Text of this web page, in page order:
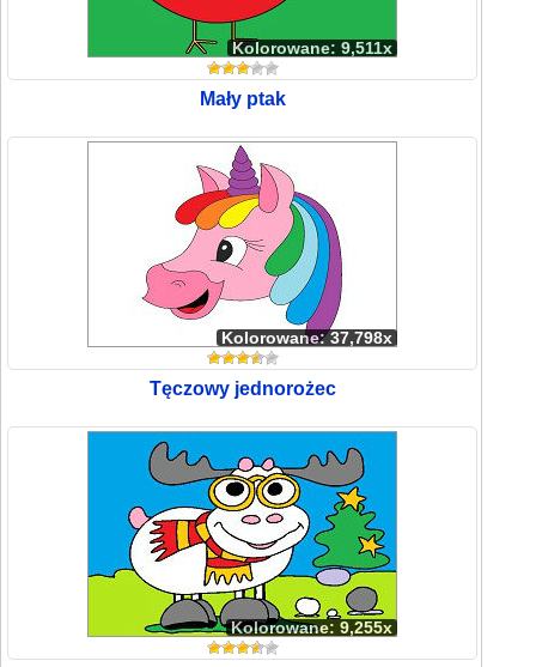
Kolorowane: 9,511x
Mały ptak
Kolorowane: 37,798x
Tęczowy jednorożec
Kolorowane: 9,255x